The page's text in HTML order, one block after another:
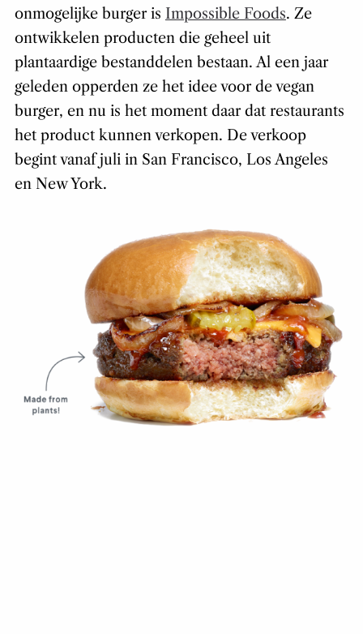
onmogelijke burger is Impossible Foods. Ze
ontwikkelen producten die geheel uit
plantaardige bestanddelen bestaan. Al een jaar
geleden opperden ze het idee voor de vegan
burger, en nu is het moment daar dat restaurants
het product kunnen verkopen. De verkoop
begint vanaf juli in San Francisco, Los Angeles
en New York.